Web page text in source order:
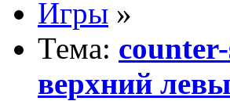
Игры »
Тема:
верхний